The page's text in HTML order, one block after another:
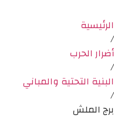
الرئيسية
/
أضرار الحرب
/
البنية التحتية والمباني
/
برج الملش